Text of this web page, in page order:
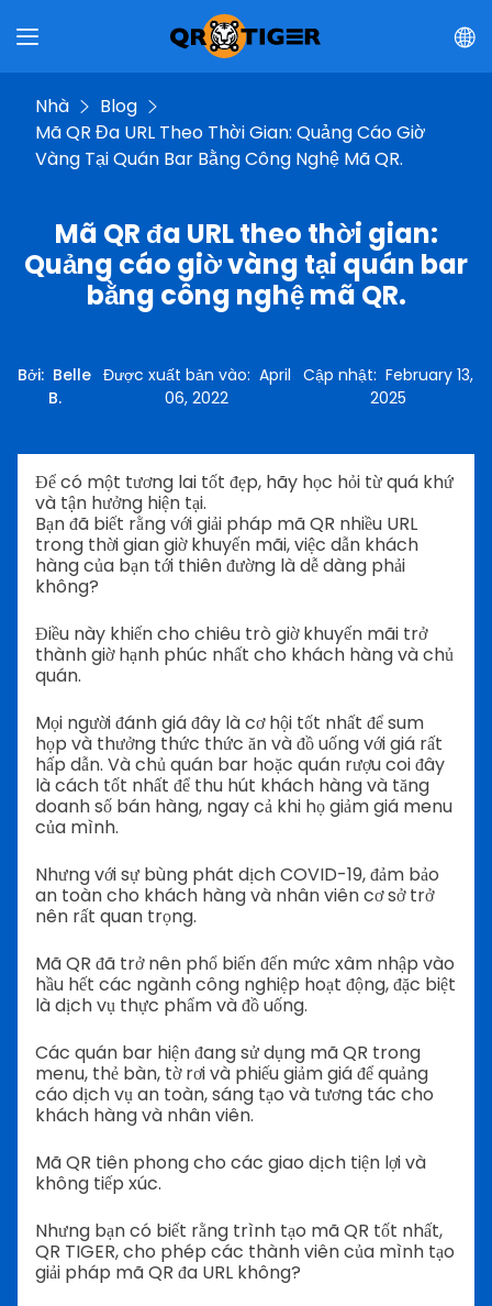
Nhà
Blog
Mã QR Đa URL Theo Thời Gian: Quảng Cáo Giờ
Vàng Tại Quán Bar Bằng Công Nghệ Mã QR.
Mã QR đa URL theo thời gian:
Quảng cáo giờ vàng tại quán bar
bằng công nghệ mã QR.
Bởi: Belle
B.
Được xuất bản vào: April
06, 2022
Cập nhật: February 13,
2025
Để có một tương lai tốt đẹp, hãy học hỏi từ quá khứ
và tận hưởng hiện tại.
Bạn đã biết rằng với giải pháp mã QR nhiều URL
trong thời gian giờ khuyến mãi, việc dẫn khách
hàng của bạn tới thiên đường là dễ dàng phải
không?
Điều này khiến cho chiêu trò giờ khuyến mãi trở
thành giờ hạnh phúc nhất cho khách hàng và chủ
quán.
Mọi người đánh giá đây là cơ hội tốt nhất để sum
họp và thưởng thức thức ăn và đồ uống với giá rất
hấp dẫn. Và chủ quán bar hoặc quán rượu coi đây
là cách tốt nhất để thu hút khách hàng và tăng
doanh số bán hàng, ngay cả khi họ giảm giá menu
của mình.
Nhưng với sự bùng phát dịch COVID-19, đảm bảo
an toàn cho khách hàng và nhân viên cơ sở trở
nên rất quan trọng.
Mã QR đã trở nên phổ biến đến mức xâm nhập vào
hầu hết các ngành công nghiệp hoạt động, đặc biệt
là dịch vụ thực phẩm và đồ uống.
Các quán bar hiện đang sử dụng mã QR trong
menu, thẻ bàn, tờ rơi và phiếu giảm giá để quảng
cáo dịch vụ an toàn, sáng tạo và tương tác cho
khách hàng và nhân viên.
Mã QR tiên phong cho các giao dịch tiện lợi và
không tiếp xúc.
Nhưng bạn có biết rằng trình tạo mã QR tốt nhất,
QR TIGER, cho phép các thành viên của mình tạo
giải pháp mã QR đa URL không?